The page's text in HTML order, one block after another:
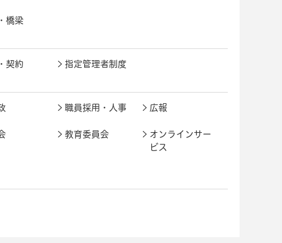
橋梁
契約 指定管理者制度
職員採用・人事 広報
教育委員会
オンラインサー
ビス